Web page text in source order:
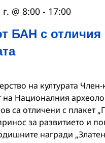
БАН с
@ 8:00- 17:00
на културата
на Националния
са отличени с плакет
за развитието и
награди